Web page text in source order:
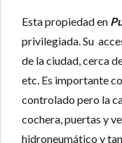
Esta propiedad en
privilegiada. Su
de la ciudad, cerca
etc. Es importante
controlado pero la
cochera, puertas y
hidroneumático y